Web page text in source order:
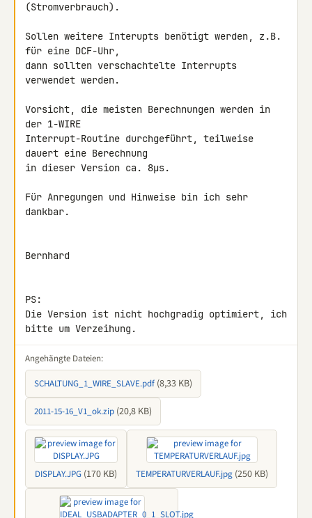
(Stromverbrauch).
Sollen weitere Interupts benötigt werden, z.B.
für eine DCF-Uhr,
dann sollten verschachtelte Interrupts
verwendet werden.
Vorsicht, die meisten Berechnungen werden in
der 1-WIRE
Interrupt-Routine durchgeführt, teilweise
dauert eine Berechnung
in dieser Version ca. 8µs.
Für Anregungen und Hinweise bin ich sehr
dankbar.
Bernhard
PS:
Die Version ist nicht hochgradig optimiert, ich
bitte um Verzeihung.
Angehängte Dateien:
SCHALTUNG_1_WIRE_SLAVE.pdf (8,33 KB)
2011-15-16_V1_ok.zip (20,8 KB)
DISPLAY.JPG (170 KB) TEMPERATURVERLAUF.jpg (250 KB)